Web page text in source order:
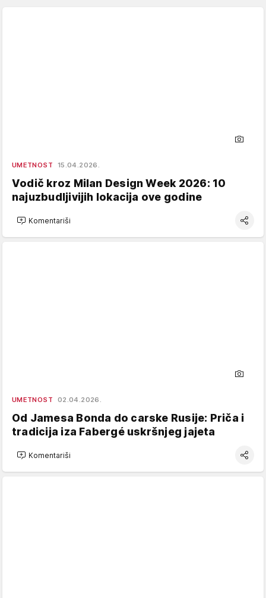
UMETNOST 15.04.2026.
Vodič kroz Milan Design Week 2026: 10
najuzbudljivijih lokacija ove godine
Komentariši
UMETNOST 02.04.2026.
Od Jamesa Bonda do carske Rusije: Priča i
tradicija iza Fabergé uskršnjeg jajeta
Komentariši